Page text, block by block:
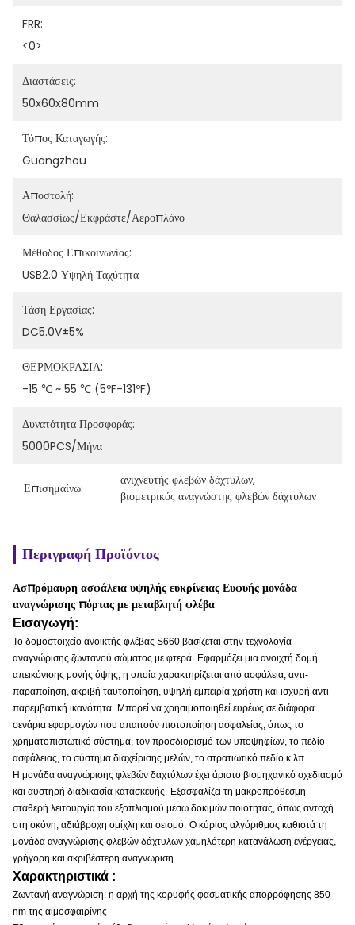
FRR:
<0>
Διαστάσεις:
50x60x80mm
Τόπος Καταγωγής:
Guangzhou
Αποστολή:
Θαλασσίως/εκφράστε/αεροπλάνο
Μέθοδος Επικοινωνίας:
USB2.0 Υψηλή Ταχύτητα
Τάση Εργασίας:
DC5.0V±5%
ΘΕΡΜΟΚΡΑΣΙΑ:
-15 ℃ ~ 55 ℃ (5ºF-131ºF)
Δυνατότητα Προσφοράς:
5000PCS/μήνα
Επισημαίνω:
ανιχνευτής φλεβών δάχτυλων,
βιομετρικός αναγνώστης φλεβών δάχτυλων
Περιγραφή Προϊόντος
Ασπρόμαυρη ασφάλεια υψηλής ευκρίνειας Ευφυής μονάδα
αναγνώρισης πόρτας με μεταβλητή φλέβα
Εισαγωγή:
Το δομοστοιχείο ανοικτής φλέβας S660 βασίζεται στην τεχνολογία
αναγνώρισης ζωντανού σώματος με φτερά. Εφαρμόζει μια ανοιχτή δομή
απεικόνισης μονής όψης, η οποία χαρακτηρίζεται από ασφάλεια, αντι-
παραποίηση, ακριβή ταυτοποίηση, υψηλή εμπειρία χρήστη και ισχυρή αντι-
παρεμβατική ικανότητα. Μπορεί να χρησιμοποιηθεί ευρέως σε διάφορα
σενάρια εφαρμογών που απαιτούν πιστοποίηση ασφαλείας, όπως το
χρηματοπιστωτικό σύστημα, τον προσδιορισμό των υποψηφίων, το πεδίο
ασφάλειας, το σύστημα διαχείρισης μελών, το στρατιωτικό πεδίο κ.λπ.
Η μονάδα αναγνώρισης φλεβών δαχτύλων έχει άριστο βιομηχανικό σχεδιασμό
και αυστηρή διαδικασία κατασκευής. Εξασφαλίζει τη μακροπρόθεσμη
σταθερή λειτουργία του εξοπλισμού μέσω δοκιμών ποιότητας, όπως αντοχή
στη σκόνη, αδιάβροχη ομίχλη και σεισμό. Ο κύριος αλγόριθμος καθιστά τη
μονάδα αναγνώρισης φλεβών δάχτυλων χαμηλότερη κατανάλωση ενέργειας,
γρήγορη και ακριβέστερη αναγνώριση.
Χαρακτηριστικά :
Ζωντανή αναγνώριση: η αρχή της κορυφής φασματικής απορρόφησης 850
nm της αιμοσφαιρίνης